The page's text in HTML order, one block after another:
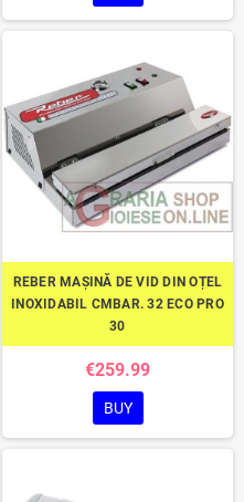
REBER MAȘINĂ DE VID DIN OȚEL
INOXIDABIL CMBAR. 32 ECO PRO
30
€259.99
BUY